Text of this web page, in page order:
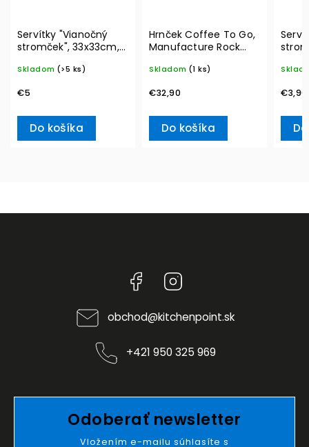
Servítky "Vianočný
stromček", 33x33cm,
L– Villeroy & Boch
Skladom (>5 ks)
€5
Do košíka
Hrnček Coffee To Go,
Manufacture Rock
Boch
Skladom (1 ks)
€32,90
Do košíka
€3,90
Facebook
obchod@kitchenpoint.sk
+421 950 325 969
Odoberať newsletter
Vložením e-mailu súhlasíte s